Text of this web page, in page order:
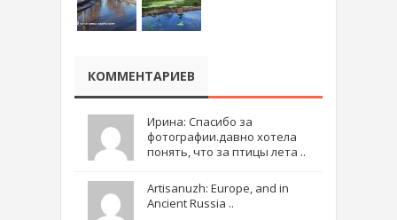
КОММЕНТАРИЕВ
Ирина: Спасибо за
фотографии.давно хотела
понять, что за птицы лета ..
Artisanuzh: Europe, and in
Ancient Russia ..